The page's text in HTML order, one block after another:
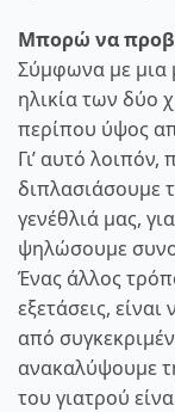
Μπορώ να
Σύμφωνα με μια
ηλικία των δύο
περίπου ύψος
Γι’ αυτό
διπλασιάσουμε
γενέθλιά μας,
ψηλώσουμε
Ένας άλλος
εξετάσεις,
από
ανακαλύψουμε
του γιατρού